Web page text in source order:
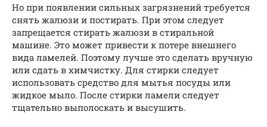
Но при появлении сильных загрязнений требуется
снять жалюзи и постирать. При этом следует
запрещается стирать жалюзи в стиральной
машине. Это может привести к потере внешнего
вида ламелей. Поэтому лучше это сделать вручную
или сдать в химчистку. Для стирки следует
использовать средство для мытья посуды или
жидкое мыло. После стирки ламели следует
тщательно выполоскать и высушить.